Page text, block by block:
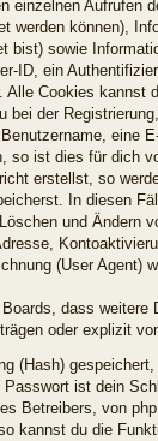
einzelnen
werden können),
bist) sowie
ID, ein
Cookies kannst
bei der
eine
so ist dies für dich
erstellst, so
In diesen
und Ändern
(User Agent)
dass
oder explizit
(Hash)
ist dein
Betreibers, von
kannst du die